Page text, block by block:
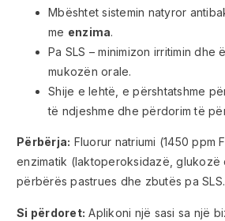
Mbështet sistemin natyror
me enzima.
Pa SLS – minimizon irritimin dhe
mukozën orale.
Shije e lehtë, e përshtatshme
të ndjeshme dhe përdorim të
Përbërja: Fluorur natriumi (1450 ppm
enzimatik (laktoperoksidazë, glukozë
përbërës pastrues dhe zbutës pa SLS.
Si përdoret: Aplikoni një sasi sa një